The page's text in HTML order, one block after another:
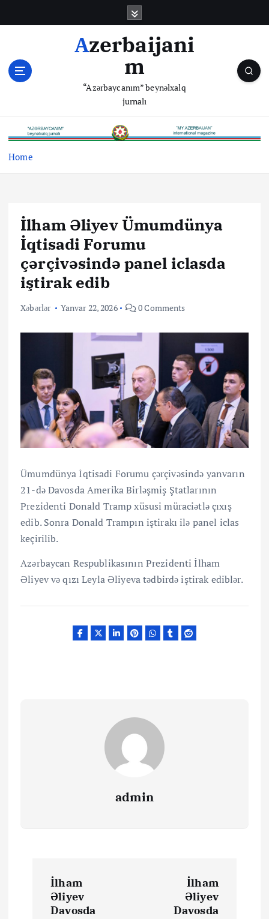
t
Azerbaijani
m
“Azərbaycanım” beynəlxalq
jurnalı
Home
İlham Əliyev Ümumdünya
İqtisadi Forumu
çərçivəsində panel iclasda
iştirak edib
Xəbərlər Yanvar 22, 2026 0 Comments
Ümumdünya İqtisadi Forumu çərçivəsində yanvarın
21-də Davosda Amerika Birləşmiş Ştatlarının
Prezidenti Donald Tramp xüsusi müraciətlə çıxış
edib. Sonra Donald Trampın iştirakı ilə panel iclas
keçirilib.
Azərbaycan Respublikasının Prezidenti İlham
Əliyev və qızı Leyla Əliyeva tədbirdə iştirak ediblər.
admin
İlham
Əliyev
Davosda
İlham
Əliyev
Davosda